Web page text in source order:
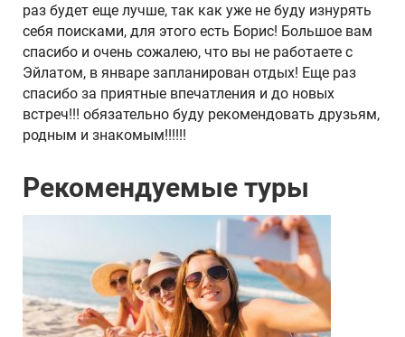
раз будет еще лучше, так как уже не буду изнурять
себя поисками, для этого есть Борис! Большое вам
спасибо и очень сожалею, что вы не работаете с
Эйлатом, в январе запланирован отдых! Еще раз
спасибо за приятные впечатления и до новых
встреч!!! обязательно буду рекомендовать друзьям,
родным и знакомым!!!!!!
Рекомендуемые туры